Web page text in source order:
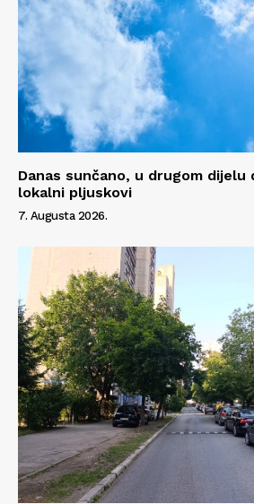
Danas sunčano, u drugom dijelu
lokalni pljuskovi
7. Augusta 2026.